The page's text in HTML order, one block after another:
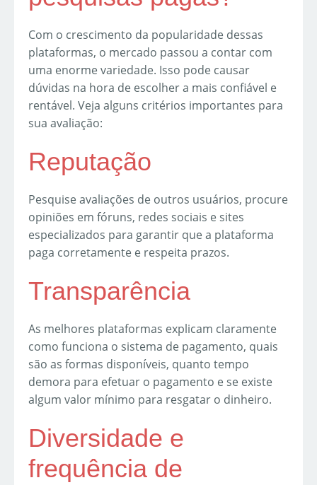
Com o crescimento da popularidade dessas
plataformas, o mercado passou a contar com
uma enorme variedade. Isso pode causar
dúvidas na hora de escolher a mais confiável e
rentável. Veja alguns critérios importantes para
sua avaliação:
Reputação
Pesquise avaliações de outros usuários, procure
opiniões em fóruns, redes sociais e sites
especializados para garantir que a plataforma
paga corretamente e respeita prazos.
Transparência
As melhores plataformas explicam claramente
como funciona o sistema de pagamento, quais
são as formas disponíveis, quanto tempo
demora para efetuar o pagamento e se existe
algum valor mínimo para resgatar o dinheiro.
Diversidade e
frequência de